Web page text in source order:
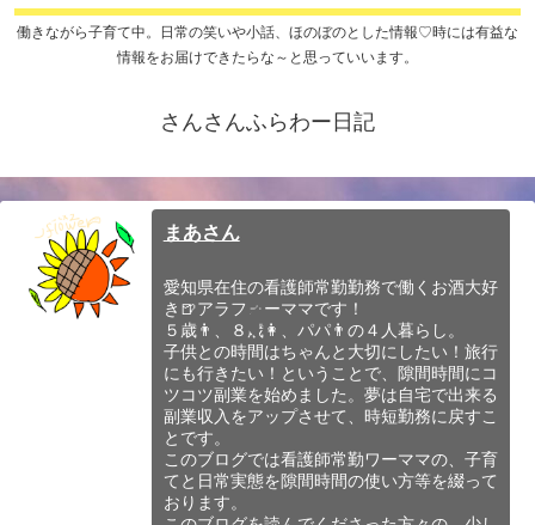
働きながら子育て中。日常の笑いや小話、ほのぼのとした情報♡時には有益な
情報をお届けできたらな～と思っていいます。
さんさんふらわー日記
まあさん
愛知県在住の看護師常勤勤務で働くお酒大好
き🍺アラフォーママです！
５歳👨、８歳👩、パパ👨の４人暮らし。
子供との時間はちゃんと大切にしたい！旅行
にも行きたい！ということで、隙間時間にコ
ツコツ副業を始めました。夢は自宅で出来る
副業収入をアップさせて、時短勤務に戻すこ
とです。
このブログでは看護師常勤ワーママの、子育
てと日常実態を隙間時間の使い方等を綴って
おります。